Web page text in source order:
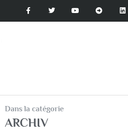
Dans la catégorie
ARCHIV